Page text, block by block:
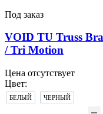
Под заказ
VOID TU Truss
/ Tri Motion
Цена отсутствует
Цвет:
БЕЛЫЙ ЧЕРНЫЙ